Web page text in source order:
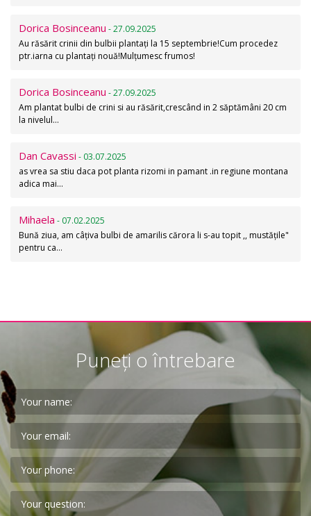
Dorica Bosinceanu - 27.09.2025
Au răsărit crinii din bulbii plantați la 15 septembrie!Cum procedez
ptr.iarna cu plantați nouă!Mulțumesc frumos!
Dorica Bosinceanu - 27.09.2025
Am plantat bulbi de crini si au răsărit,crescând in 2 săptămâni 20 cm
la nivelul…
Dan Cavassi - 03.07.2025
as vrea sa stiu daca pot planta rizomi in pamant .in regiune montana
adica mai…
Mihaela - 07.02.2025
Bună ziua, am câțiva bulbi de amarilis cărora li s-au topit ,, mustățile"
pentru ca…
Puneți o întrebare